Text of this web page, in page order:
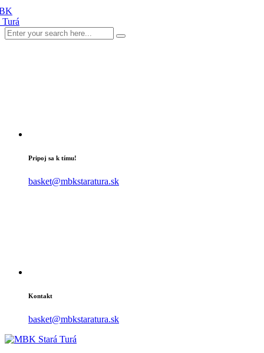
Pripoj sa k tímu!
basket@mbkstaratura.sk
Kontakt
basket@mbkstaratura.sk